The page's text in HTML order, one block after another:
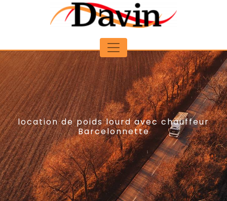
Panneau de gestion des cookies
location de poids lourd avec chauffeur
Barcelonnette